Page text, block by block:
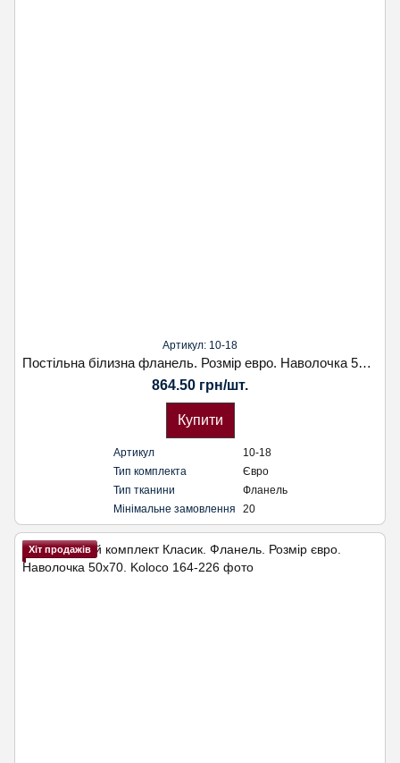
Артикул: 10-18
Постільна білизна фланель. Розмір евро. Наволочка 50х70. Koloco
864.50 грн/шт.
Купити
Артикул
10-18
Тип комплекта
Євро
Тип тканини
Фланель
Мінімальне замовлення
20
Хіт продажів